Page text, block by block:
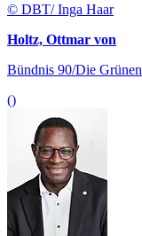
© DBT/ Inga Haar
Holtz, Ottmar von
Bündnis 90/Die Grünen
()